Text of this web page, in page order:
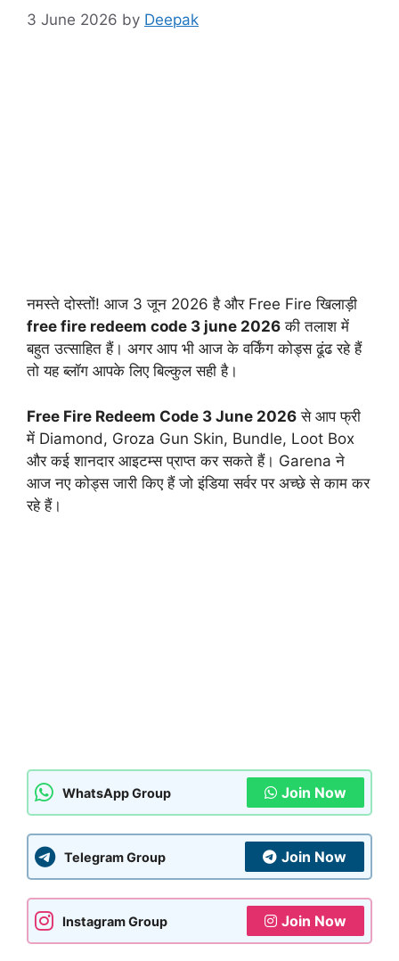
3 June 2026 by Deepak
नमस्ते दोस्तों! आज 3 जून 2026 है और Free Fire खिलाड़ी
free fire redeem code 3 june 2026 की तलाश में
बहुत उत्साहित हैं। अगर आप भी आज के वर्किंग कोड्स ढूंढ रहे हैं
तो यह ब्लॉग आपके लिए बिल्कुल सही है।
Free Fire Redeem Code 3 June 2026 से आप फ्री
में Diamond, Groza Gun Skin, Bundle, Loot Box
और कई शानदार आइटम्स प्राप्त कर सकते हैं। Garena ने
आज नए कोड्स जारी किए हैं जो इंडिया सर्वर पर अच्छे से काम कर
रहे हैं।
WhatsApp Group Join Now
Telegram Group Join Now
Instagram Group Join Now